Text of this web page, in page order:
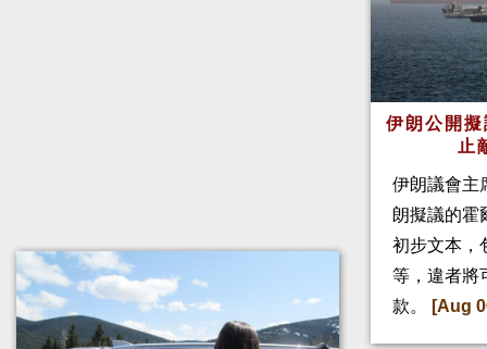
伊朗公開
止
伊朗議會主
朗擬議的霍
初步文本，
等，違者將
款。
[Aug